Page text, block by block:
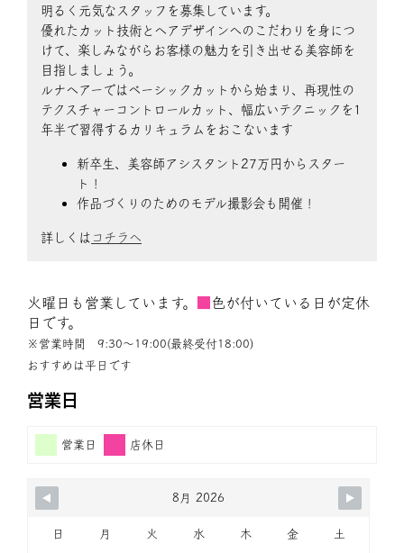
明るく元気なスタッフを募集しています。
優れたカット技術とヘアデザインへのこだわりを身につ
けて、楽しみながらお客様の魅力を引き出せる美容師を
目指しましょう。
ルナヘアーではベーシックカットから始まり、再現性の
テクスチャーコントロールカット、幅広いテクニックを1
年半で習得するカリキュラムをおこないます
新卒生、美容師アシスタント27万円からスター
ト！
作品づくりのためのモデル撮影会も開催！
詳しくは コチラへ
火曜日も営業しています。
色が付いている日が定休
日です。
※営業時間 9:30〜19:00(最終受付18:00)
おすすめは平日です
営業日
営業日 店休日
8月 2026
日 月 火 水 木 金 土